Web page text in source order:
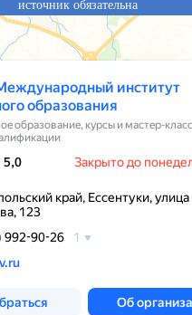
источник обязательна